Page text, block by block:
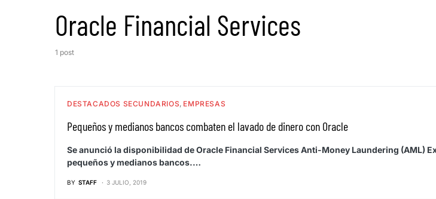
Oracle Financial Services
1 post
DESTACADOS SECUNDARIOS EMPRESAS
Pequeños y medianos bancos combaten el lavado de dinero con Oracle
Se anunció la disponibilidad de Oracle Financial Services Anti-Money Laundering (AML)
pequeños y medianos bancos.…
BY STAFF 3 JULIO, 2019